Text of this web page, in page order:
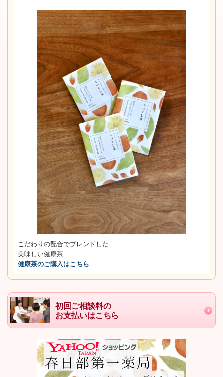
こだわりの配合でブレンドした
美味しい健康茶
健康茶のご購入はこちら
初回ご相談料の
お支払いはこちら